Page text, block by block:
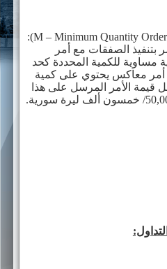
M – Minimum Quantity
):
بتنفيذ الصفقات مع أمر
للكمية المحددة كحد
أمر معاكس يحتوي على كمية
قيمة الأمر المرسل على هذا